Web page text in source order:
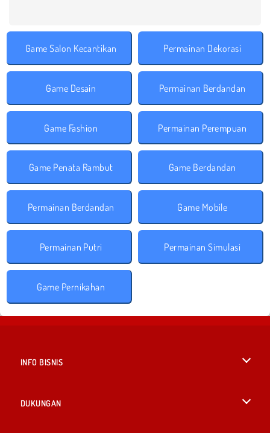
Game Salon Kecantikan Permainan Dekorasi
Game Desain Permainan Berdandan
Game Fashion Permainan Perempuan
Game Penata Rambut Game Berdandan
Permainan Berdandan Game Mobile
Permainan Putri Permainan Simulasi
Game Pernikahan
INFO BISNIS
DUKUNGAN